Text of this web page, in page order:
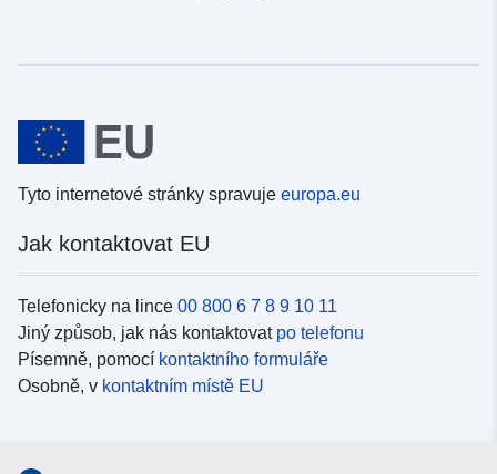
Tyto internetové stránky spravuje europa.eu
Jak kontaktovat EU
Telefonicky na lince 00 800 6 7 8 9 10 11
Jiný způsob, jak nás kontaktovat po telefonu
Písemně, pomocí kontaktního formuláře
Osobně, v kontaktním místě EU